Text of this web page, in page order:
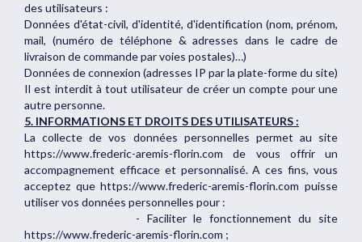
des utilisateurs :
Données d'état-civil, d'identité, d'identification (nom, prénom,
mail, (numéro de téléphone & adresses dans le cadre de
livraison de commande par voies postales)…)
Données de connexion (adresses IP par la plate-forme du site)
Il est interdit à tout utilisateur de créer un compte pour une
autre personne.
5. INFORMATIONS ET DROITS DES UTILISATEURS :
La collecte de vos données personnelles permet au site
https://www.frederic-aremis-florin.com de vous offrir un
accompagnement efficace et personnalisé. A ces fins, vous
acceptez que https://www.frederic-aremis-florin.com puisse
utiliser vos données personnelles pour :
- Faciliter le fonctionnement du site
https://www.frederic-aremis-florin.com ;